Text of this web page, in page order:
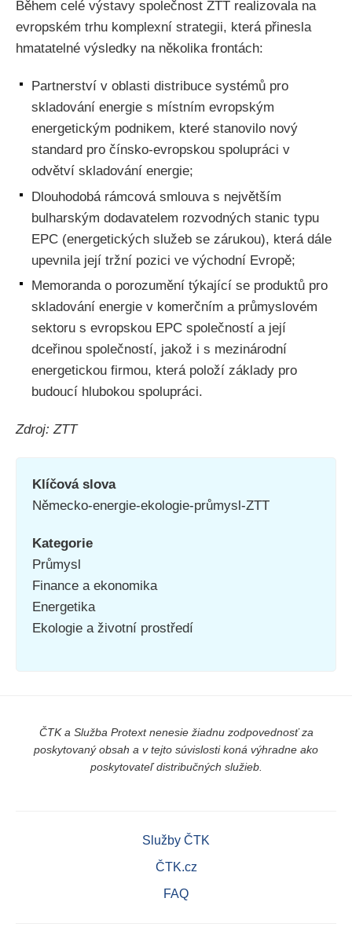
Během celé výstavy společnost ZTT realizovala na
evropském trhu komplexní strategii, která přinesla
hmatatelné výsledky na několika frontách:
Partnerství v oblasti distribuce systémů pro
skladování energie s místním evropským
energetickým podnikem, které stanovilo nový
standard pro čínsko-evropskou spolupráci v
odvětví skladování energie;
Dlouhodobá rámcová smlouva s největším
bulharským dodavatelem rozvodných stanic typu
EPC (energetických služeb se zárukou), která dále
upevnila její tržní pozici ve východní Evropě;
Memoranda o porozumění týkající se produktů pro
skladování energie v komerčním a průmyslovém
sektoru s evropskou EPC společností a její
dceřinou společností, jakož i s mezinárodní
energetickou firmou, která položí základy pro
budoucí hlubokou spolupráci.
Zdroj: ZTT
Klíčová slova
Německo-energie-ekologie-průmysl-ZTT
Kategorie
Průmysl
Finance a ekonomika
Energetika
Ekologie a životní prostředí
ČTK a Služba Protext nenesie žiadnu zodpovednosť za
poskytovaný obsah a v tejto súvislosti koná výhradne ako
poskytovateľ distribučných služieb.
Služby ČTK
ČTK.cz
FAQ